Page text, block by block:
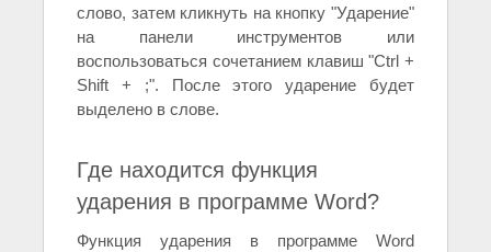
слово, затем кликнуть на кнопку "Ударение"
на панели инструментов или
воспользоваться сочетанием клавиш "Ctrl +
Shift + ;". После этого ударение будет
выделено в слове.
Где находится функция
ударения в программе Word?
Функция ударения в программе Word